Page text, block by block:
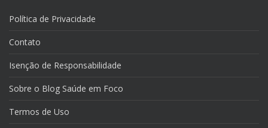
Política de Privacidade
Contato
Isenção de Responsabilidade
Sobre o Blog Saúde em Foco
Termos de Uso